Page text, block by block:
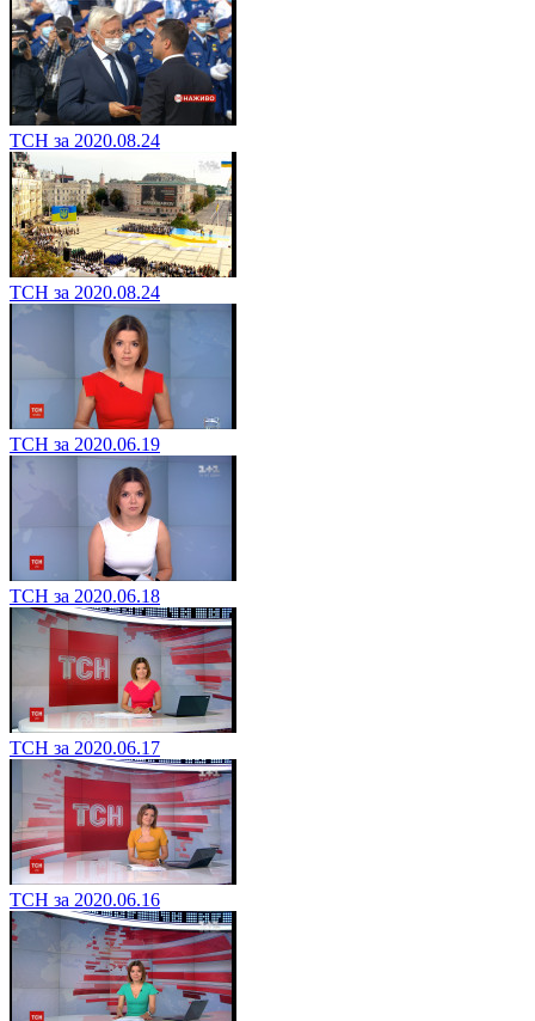
ТСН за 2020.08.24
ТСН за 2020.08.24
ТСН за 2020.06.19
ТСН за 2020.06.18
ТСН за 2020.06.17
ТСН за 2020.06.16